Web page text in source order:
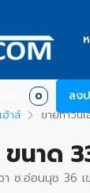
0 ลง
ฮ้าส์ ขายทาวน์
ขนาด
า ซ.อ่อนนุช 36